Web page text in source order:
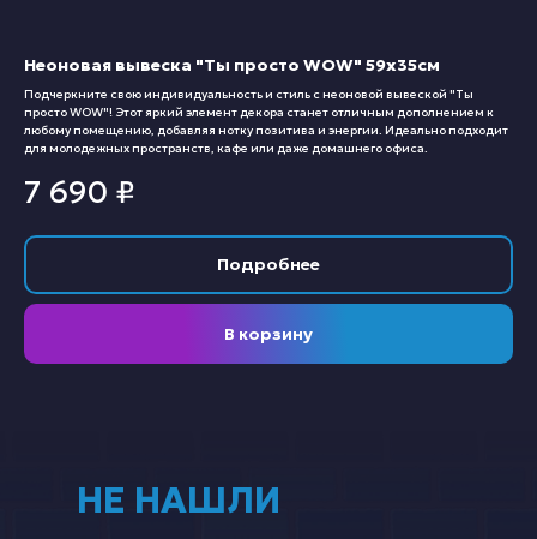
Неоновая вывеска "Ты просто WOW" 59х35см
Подчеркните свою индивидуальность и стиль с неоновой вывеской "Ты
просто WOW"! Этот яркий элемент декора станет отличным дополнением к
любому помещению, добавляя нотку позитива и энергии. Идеально подходит
для молодежных пространств, кафе или даже домашнего офиса.
7 690 ₽
Подробнее
В корзину
НЕ НАШЛИ